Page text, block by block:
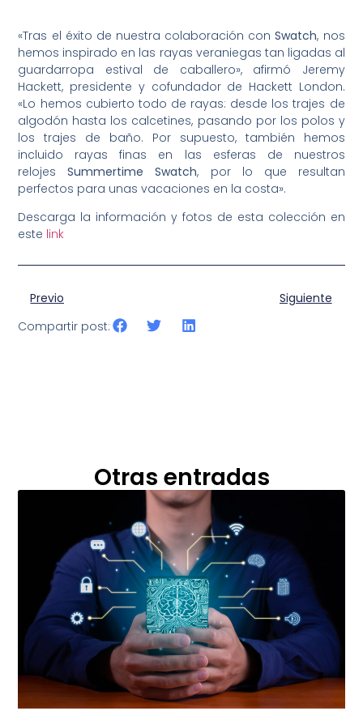
«Tras el éxito de nuestra colaboración conSwatch, nos
hemos inspirado en las rayas veraniegas tan ligadas al
guardarropa estival de caballero», afirmó Jeremy
Hackett, presidente y cofundador de Hackett London.
«Lo hemos cubierto todo de rayas: desde los trajes de
algodón hasta los calcetines, pasando por los polos y
los trajes de baño. Por supuesto, también hemos
incluido rayas finas en las esferas de nuestros
relojesSummertime Swatch, por lo que resultan
perfectos para unas vacaciones en la costa».
Descarga la información y fotos de esta colección en
este link
Previo
Siguiente
Compartir post:
Otras entradas